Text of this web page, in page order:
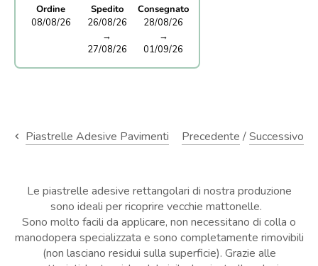
Ordine
08/08/26
Spedito
26/08/26
→
27/08/26
Consegnato
28/08/26
→
01/09/26
Piastrelle Adesive Pavimenti Precedente /Successivo
Le piastrelle adesive rettangolari di nostra produzione
sono ideali per ricoprire vecchie mattonelle.
Sono molto facili da applicare, non necessitano di colla o
manodopera specializzata e sono completamente rimovibili
(non lasciano residui sulla superficie). Grazie alle